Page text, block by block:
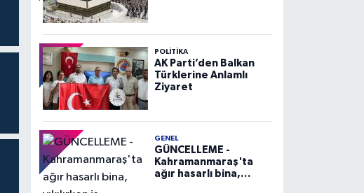
POLITIKA
AK Parti’den Balkan
Türklerine Anlamlı
Ziyaret
GENEL
GÜNCELLEME -
Kahramanmaraş'ta
ağır hasarlı bina,